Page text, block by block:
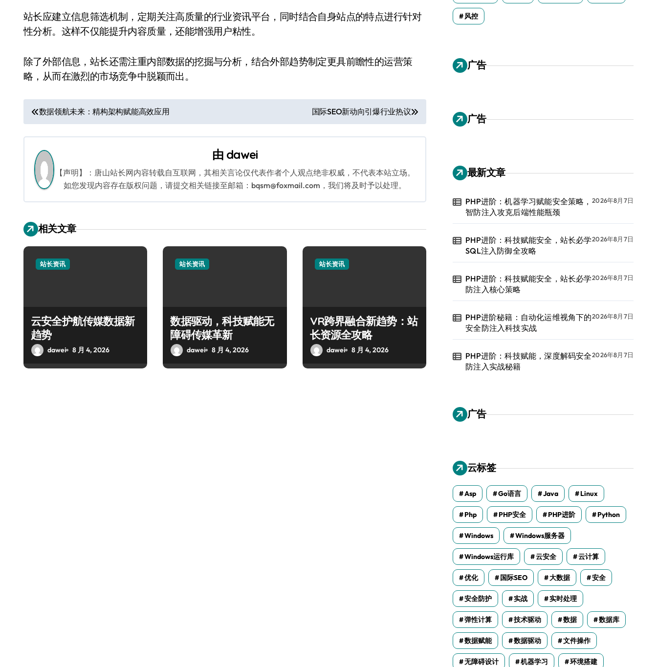
站长应建立信息筛选机制，定期关注高质量的行业资讯平台，同时结合自身站点的特点进行针对
性分析。这样不仅能提升内容质量，还能增强用户粘性。
除了外部信息，站长还需注重内部数据的挖掘与分析，结合外部趋势制定更具前瞻性的运营策
略，从而在激烈的市场竞争中脱颖而出。
文
章
导
航
数据领航未来：精构架构赋能高效应用 国际SEO新动向引爆行业热议
由 dawei
【声明】：唐山站长网内容转载自互联网，其相关言论仅代表作者个人观点绝非权威，不代表本站立场。
如您发现内容存在版权问题，请提交相关链接至邮箱：bqsm@foxmail.com，我们将及时予以处理。
相关文章
站长资讯
云安全护航传媒数据新
趋势
dawei 8 月 4, 2026
站长资讯
数据驱动，科技赋能无
障碍传媒革新
dawei 8 月 4, 2026
站长资讯
VR跨界融合新趋势：站
长资源全攻略
dawei 8 月 4, 2026
风控
广告
广告
最新文章
PHP进阶：机器学习赋能安全策略，
智防注入攻克后端性能瓶颈
2026年8月7日
PHP进阶：科技赋能安全，站长必学
SQL注入防御全攻略
2026年8月7日
PHP进阶：科技赋能安全，站长必学
防注入核心策略
2026年8月7日
PHP进阶秘籍：自动化运维视角下的
安全防注入科技实战
2026年8月7日
PHP进阶：科技赋能，深度解码安全
防注入实战秘籍
2026年8月7日
广告
云标签
Asp Go语言 Java Linux
Php PHP安全 PHP进阶 Python
Windows Windows服务器
Windows运行库 云安全 云计算
优化 国际SEO 大数据 安全
安全防护 实战 实时处理
弹性计算 技术驱动 数据 数据库
数据赋能 数据驱动 文件操作
无障碍设计 机器学习 环境搭建